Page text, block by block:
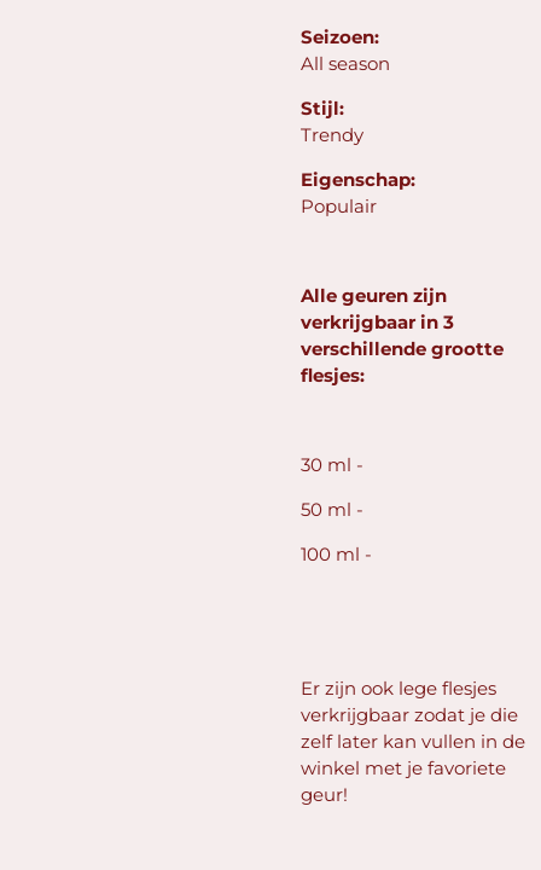
Seizoen:
All season
Stijl:
Trendy
Eigenschap:
Populair
Alle geuren zijn
verkrijgbaar in 3
verschillende grootte
flesjes:
30 ml -
50 ml -
100 ml -
Er zijn ook lege flesjes
verkrijgbaar zodat je die
zelf later kan vullen in de
winkel met je favoriete
geur!